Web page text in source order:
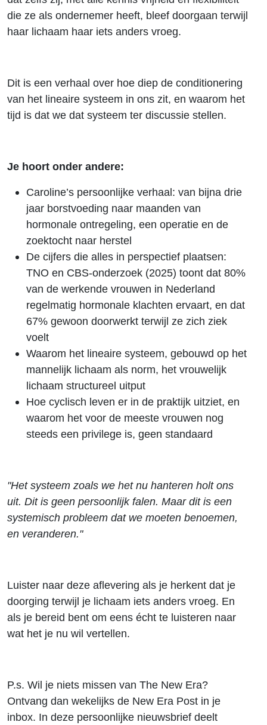
die ze als ondernemer heeft, bleef doorgaan terwijl
haar lichaam haar iets anders vroeg.
Dit is een verhaal over hoe diep de conditionering
van het lineaire systeem in ons zit, en waarom het
tijd is dat we dat systeem ter discussie stellen.
Je hoort onder andere:
Caroline’s persoonlijke verhaal: van bijna drie
jaar borstvoeding naar maanden van
hormonale ontregeling, een operatie en de
zoektocht naar herstel
De cijfers die alles in perspectief plaatsen:
TNO en CBS-onderzoek (2025) toont dat 80%
van de werkende vrouwen in Nederland
regelmatig hormonale klachten ervaart, en dat
67% gewoon doorwerkt terwijl ze zich ziek
voelt
Waarom het lineaire systeem, gebouwd op het
mannelijk lichaam als norm, het vrouwelijk
lichaam structureel uitput
Hoe cyclisch leven er in de praktijk uitziet, en
waarom het voor de meeste vrouwen nog
steeds een privilege is, geen standaard
"Het systeem zoals we het nu hanteren holt ons
uit. Dit is geen persoonlijk falen. Maar dit is een
systemisch probleem dat we moeten benoemen,
en veranderen."
Luister naar deze aflevering als je herkent dat je
doorging terwijl je lichaam iets anders vroeg. En
als je bereid bent om eens écht te luisteren naar
wat het je nu wil vertellen.
P.s. Wil je niets missen van The New Era?
Ontvang dan wekelijks de New Era Post in je
inbox. In deze persoonlijke nieuwsbrief deelt